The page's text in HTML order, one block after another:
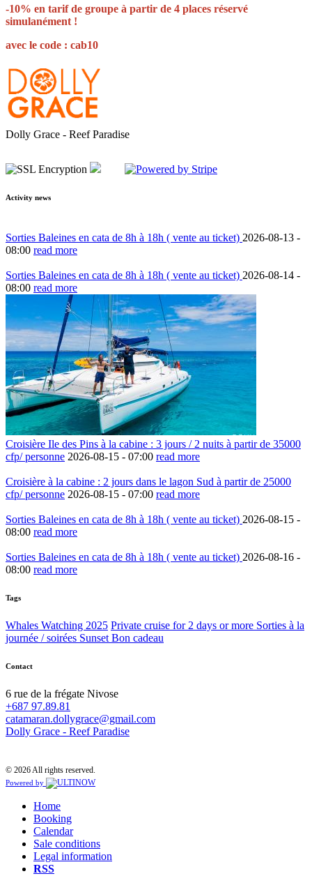
-10% en tarif de groupe à partir de 4 places réservé
simulanément !
avec le code : cab10
Dolly Grace - Reef Paradise
Activity news
Sorties Baleines en cata de 8h à 18h ( vente au ticket) 2026-08-13 -
08:00 read more
Sorties Baleines en cata de 8h à 18h ( vente au ticket) 2026-08-14 -
08:00 read more
Croisière Ile des Pins à la cabine : 3 jours / 2 nuits à partir de 35000
cfp/ personne 2026-08-15 - 07:00 read more
Croisière à la cabine : 2 jours dans le lagon Sud à partir de 25000
cfp/ personne 2026-08-15 - 07:00 read more
Sorties Baleines en cata de 8h à 18h ( vente au ticket) 2026-08-15 -
08:00 read more
Sorties Baleines en cata de 8h à 18h ( vente au ticket) 2026-08-16 -
08:00 read more
Tags
Whales Watching 2025 Private cruise for 2 days or more Sorties à la
journée / soirées Sunset Bon cadeau
Contact
6 rue de la frégate Nivose
+687 97.89.81
catamaran.dollygrace@gmail.com
Dolly Grace - Reef Paradise
© 2026 All rights reserved.
Powered by
Home
Booking
Calendar
Sale conditions
Legal information
RSS